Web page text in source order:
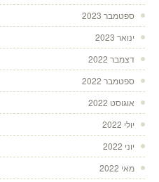
ספטמבר 2023
ינואר 2023
דצמבר 2022
ספטמבר 2022
אוגוסט 2022
יולי 2022
יוני 2022
מאי 2022